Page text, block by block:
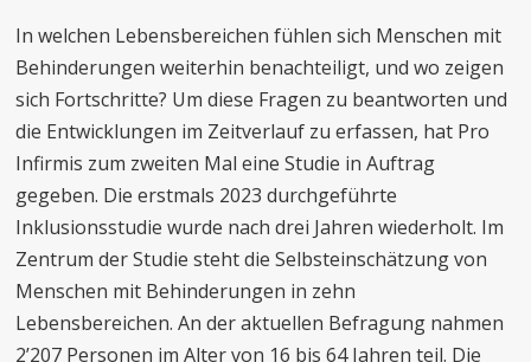
In welchen Lebensbereichen fühlen sich Menschen mit
Behinderungen weiterhin benachteiligt, und wo zeigen
sich Fortschritte? Um diese Fragen zu beantworten und
die Entwicklungen im Zeitverlauf zu erfassen, hat Pro
Infirmis zum zweiten Mal eine Studie in Auftrag
gegeben. Die erstmals 2023 durchgeführte
Inklusionsstudie wurde nach drei Jahren wiederholt. Im
Zentrum der Studie steht die Selbsteinschätzung von
Menschen mit Behinderungen in zehn
Lebensbereichen. An der aktuellen Befragung nahmen
2’207 Personen im Alter von 16 bis 64 Jahren teil. Die